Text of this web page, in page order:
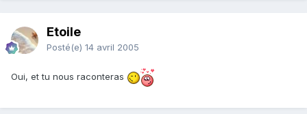
Etoile
Posté(e) 14 avril 2005
Oui, et tu nous raconteras